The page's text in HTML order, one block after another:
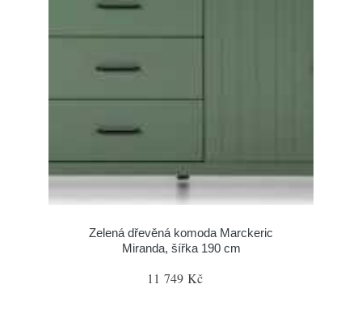
Zelená dřevěná komoda Marckeric
Miranda, šířka 190 cm
11 749 Kč